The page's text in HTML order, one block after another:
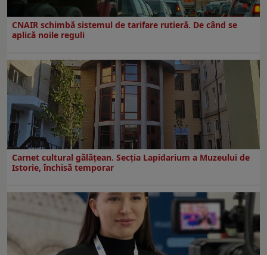
CNAIR schimbă sistemul de tarifare rutieră. De când se
aplică noile reguli
Carnet cultural gălăţean. Secţia Lapidarium a Muzeului de
Istorie, închisă temporar